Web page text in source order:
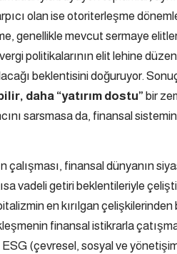
olan ise otoriterleşme
genellikle mevcut sermaye
politikalarının elit lehine
beklentisini doğuruyor.
daha “yatırım dostu” bir
sarsmasa da, finansal
çalışması, finansal dünyanın
vadeli getiri beklentileriyle
en kırılgan
finansal istikrarla
(çevresel, sosyal ve